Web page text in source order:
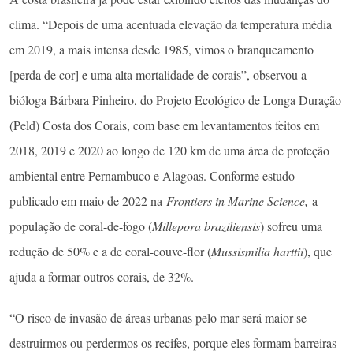
clima. “Depois de uma acentuada elevação da temperatura média
em 2019, a mais intensa desde 1985, vimos o branqueamento
[perda de cor] e uma alta mortalidade de corais”, observou a
bióloga Bárbara Pinheiro, do Projeto Ecológico de Longa Duração
(Peld) Costa dos Corais, com base em levantamentos feitos em
2018, 2019 e 2020 ao longo de 120 km de uma área de proteção
ambiental entre Pernambuco e Alagoas. Conforme estudo
publicado em maio de 2022 na Frontiers in Marine Science, a
população de coral-de-fogo (Millepora braziliensis) sofreu uma
redução de 50% e a de coral-couve-flor (Mussismilia harttii), que
ajuda a formar outros corais, de 32%.
“O risco de invasão de áreas urbanas pelo mar será maior se
destruirmos ou perdermos os recifes, porque eles formam barreiras